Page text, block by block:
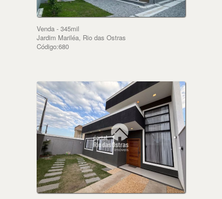
Venda - 345mil
Jardim Mariléa, Rio das Ostras
Código:680